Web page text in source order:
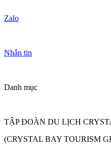
Zalo
Nhắn tin
Danh mục
TẬP ĐOÀN DU LỊCH
(CRYSTAL BAY TOURISM